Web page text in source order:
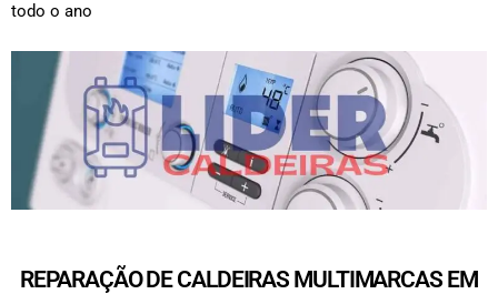
todo o ano
REPARAÇÃO DE CALDEIRAS MULTIMARCAS EM